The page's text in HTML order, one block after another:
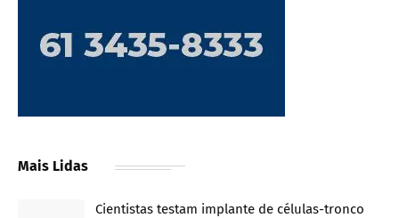
Mais Lidas
Cientistas testam implante de células-tronco